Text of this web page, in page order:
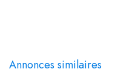
Annonces similaires